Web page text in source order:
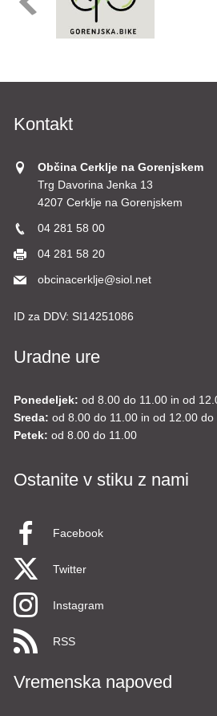
Kontakt
Občina Cerklje na Gorenjskem
Trg Davorina Jenka 13
4207 Cerklje na Gorenjskem
04 281 58 00
04 281 58 20
obcinacerklje@siol.net
ID za DDV: SI14251086
Uradne ure
Ponedeljek: od 8.00 do 11.00 in od
Sreda: od 8.00 do 11.00 in od 12.00 do
Petek: od 8.00 do 11.00
Ostanite v stiku z nami
Facebook
Twitter
Instagram
RSS
Vremenska napoved